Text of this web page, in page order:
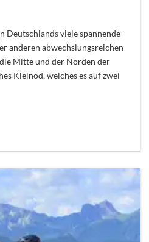
Deutschlands viele spannende
anderen abwechslungsreichen
Mitte und der Norden der
Kleinod, welches es auf zwei